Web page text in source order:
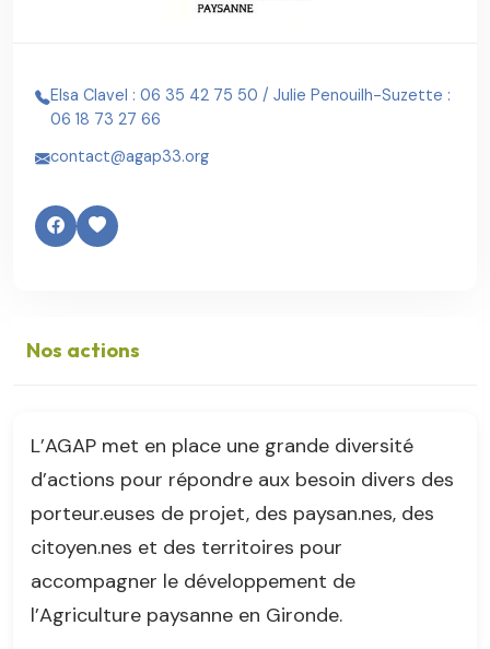
Elsa Clavel : 06 35 42 75 50 / Julie Penouilh-Suzette :
06 18 73 27 66
contact@agap33.org
Nos actions
L’AGAP met en place une grande diversité
d’actions pour répondre aux besoin divers des
porteur.euses de projet, des paysan.nes, des
citoyen.nes et des territoires pour
accompagner le développement de
l’Agriculture paysanne en Gironde.